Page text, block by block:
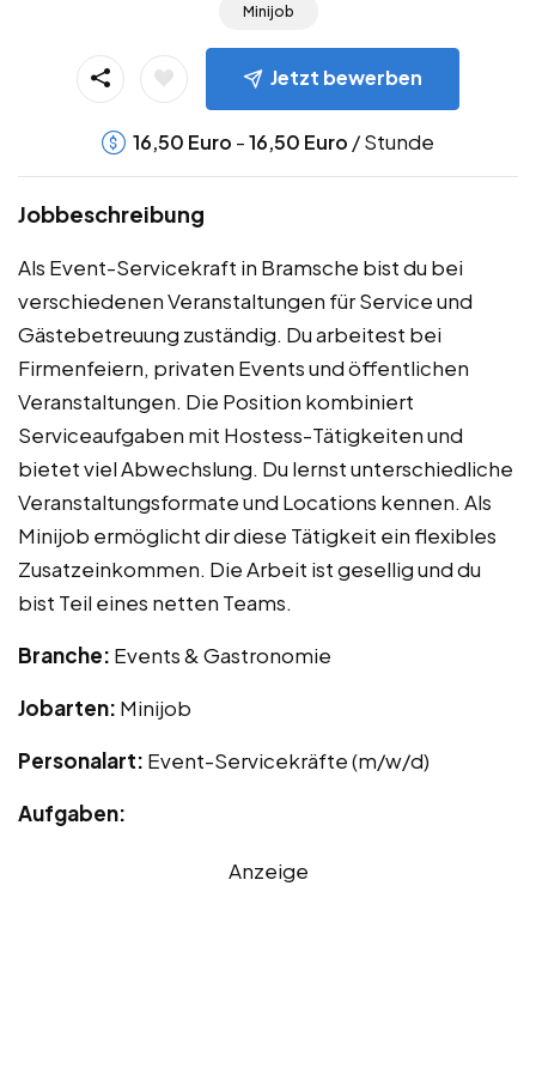
Minijob
Jetzt bewerben
16,50 Euro -16,50 Euro / Stunde
Jobbeschreibung
Als Event-Servicekraft in Bramsche bist du bei
verschiedenen Veranstaltungen für Service und
Gästebetreuung zuständig. Du arbeitest bei
Firmenfeiern, privaten Events und öffentlichen
Veranstaltungen. Die Position kombiniert
Serviceaufgaben mit Hostess-Tätigkeiten und
bietet viel Abwechslung. Du lernst unterschiedliche
Veranstaltungsformate und Locations kennen. Als
Minijob ermöglicht dir diese Tätigkeit ein flexibles
Zusatzeinkommen. Die Arbeit ist gesellig und du
bist Teil eines netten Teams.
Branche: Events & Gastronomie
Jobarten: Minijob
Personalart: Event-Servicekräfte (m/w/d)
Aufgaben:
Anzeige